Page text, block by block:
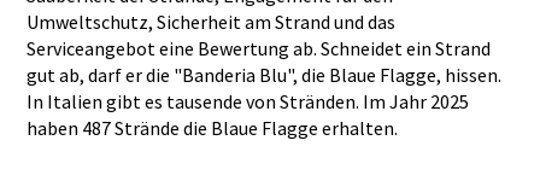
Umweltschutz, Sicherheit am Strand und das
Serviceangebot eine Bewertung ab. Schneidet ein Strand
gut ab, darf er die "Banderia Blu", die Blaue Flagge, hissen.
In Italien gibt es tausende von Stränden. Im Jahr 2025
haben 487 Strände die Blaue Flagge erhalten.